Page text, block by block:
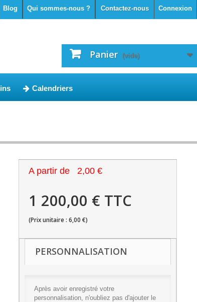
Connexion
Contactez-nous
Qui sommes-nous ?
Blog
Panier (vide)
Calendriers
A partir de 2,00 €
1 200,00 € TTC
(Prix unitaire : 6,00 €)
PERSONNALISATION
Après avoir enregistré votre
personnalisation, n'oubliez pas d'ajouter le